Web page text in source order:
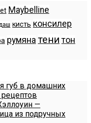
Maybelline
кисть консилер
румяна тени тон
губ в домашних
—
из подручных